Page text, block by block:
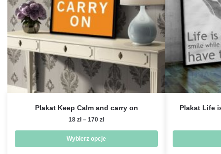
Plakat Keep Calm and carry on
18 zł – 170 złZakres
od
18 zł
Wybierz opcje
Plakat Life